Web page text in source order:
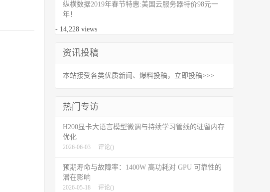
纵横数据2019年春节特惠:美国云服务器特价98元一
年！
- 14,228 views
资讯投稿
本站接受各类优质新闻、爆料投稿，立即投稿>>>
热门专访
H200显卡大语言模型微调与持续学习管线的驻留内存
优化
2026-06-03 评论()
预期寿命与故障率：1400W 高功耗对 GPU 可靠性的
潜在影响
2026-05-18 评论()